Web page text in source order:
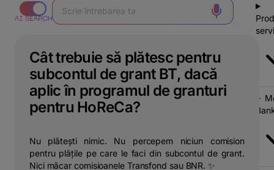
Cât trebuie să plătesc pentru
subcontul de grant BT, dacă
aplic în programul de granturi
pentru HoReCa?
Nu plătești nimic. Nu percepem niciun comision
pentru plățile pe care le faci din subcontul de grant.
Nici măcar comisioanele Transfond sau BNR. ✨